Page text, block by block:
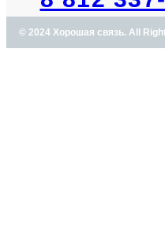
© 2024 Хорошая связь. All